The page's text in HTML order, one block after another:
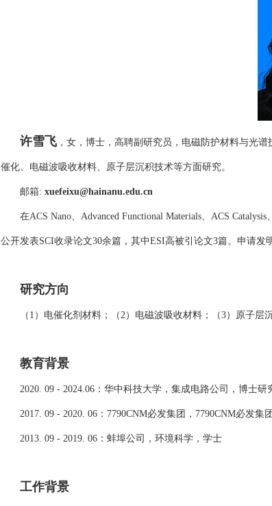
许雪飞 ，女，博士，高聘副研究员，电磁防护材料与光
催化、电磁波吸收材料、 原子层沉积技术等方面研究。
邮箱: xuefeixu@hainanu.edu.cn
在ACS Nano Advanced Functional Materials ACS Catalysis
公开发表SCI收录论文30余篇，其中ESI高被引论文3篇。申请发
研究方向
（ 1 ）电催化剂材料；（ 2 ）电磁波吸收材料；（3）原子层
教育背景
2020. 09 - 2024.06 ：华中科技大学，集成电路公司，博士研
2017. 09 - 2020. 06 ：7790CNM必发集团，7790CNM必发集
2013. 09 - 2019. 06 ：蚌埠公司，环境科学，学士
工作背景